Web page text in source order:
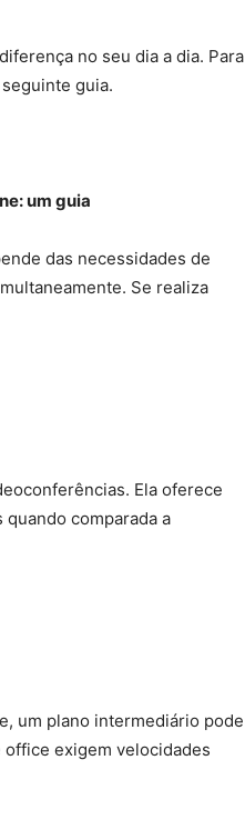
no seu dia a dia. Para
guia.
um guia
das necessidades de
Se realiza
Ela oferece
comparada a
um plano intermediário pode
exigem velocidades